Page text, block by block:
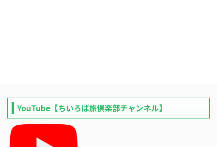
YouTube【ちいろば旅倶楽部チャンネル】